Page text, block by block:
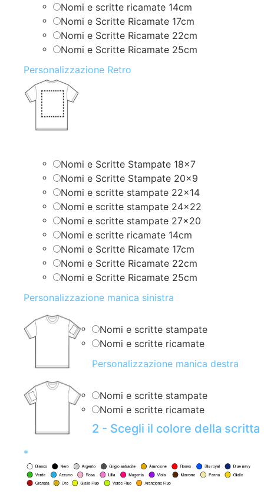
Nomi e scritte ricamate 14cm
Nomi e Scritte Ricamate 17cm
Nomi e Scritte Ricamate 22cm
Nomi e Scritte Ricamate 25cm
Personalizzazione Retro
Nomi e Scritte Stampate 18×7
Nomi e Scritte Stampate 20×9
Nomi e scritte stampate 22×14
Nomi e scritte stampate 24×22
Nomi e scritte stampate 27×20
Nomi e scritte ricamate 14cm
Nomi e Scritte Ricamate 17cm
Nomi e Scritte Ricamate 22cm
Nomi e Scritte Ricamate 25cm
Personalizzazione manica sinistra
Nomi e scritte stampate
Nomi e scritte ricamate
Personalizzazione manica destra
Nomi e scritte stampate
Nomi e scritte ricamate
2 - Scegli il colore della scritta
*